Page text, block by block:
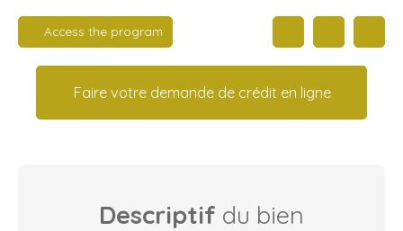
Access the program
Faire votre demande de crédit en ligne
Descriptif du bien